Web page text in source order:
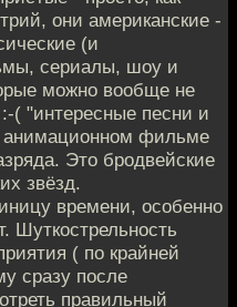
они американские -
(и
сериалы, шоу и
можно вообще не
( "интересные песни и
анимационном фильме
Это бродвейские
звёзд.
времени, особенно
Шуткострельность
( по крайней
сразу после
правильный